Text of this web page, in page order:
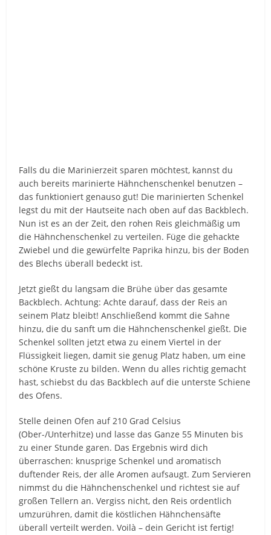
Falls du die Marinierzeit sparen möchtest, kannst du
auch bereits marinierte Hähnchenschenkel benutzen –
das funktioniert genauso gut! Die marinierten Schenkel
legst du mit der Hautseite nach oben auf das Backblech.
Nun ist es an der Zeit, den rohen Reis gleichmäßig um
die Hähnchenschenkel zu verteilen. Füge die gehackte
Zwiebel und die gewürfelte Paprika hinzu, bis der Boden
des Blechs überall bedeckt ist.
Jetzt gießt du langsam die Brühe über das gesamte
Backblech. Achtung: Achte darauf, dass der Reis an
seinem Platz bleibt! Anschließend kommt die Sahne
hinzu, die du sanft um die Hähnchenschenkel gießt. Die
Schenkel sollten jetzt etwa zu einem Viertel in der
Flüssigkeit liegen, damit sie genug Platz haben, um eine
schöne Kruste zu bilden. Wenn du alles richtig gemacht
hast, schiebst du das Backblech auf die unterste Schiene
des Ofens.
Stelle deinen Ofen auf 210 Grad Celsius
(Ober-/Unterhitze) und lasse das Ganze 55 Minuten bis
zu einer Stunde garen. Das Ergebnis wird dich
überraschen: knusprige Schenkel und aromatisch
duftender Reis, der alle Aromen aufsaugt. Zum Servieren
nimmst du die Hähnchenschenkel und richtest sie auf
großen Tellern an. Vergiss nicht, den Reis ordentlich
umzurühren, damit die köstlichen Hähnchensäfte
überall verteilt werden. Voilà – dein Gericht ist fertig!